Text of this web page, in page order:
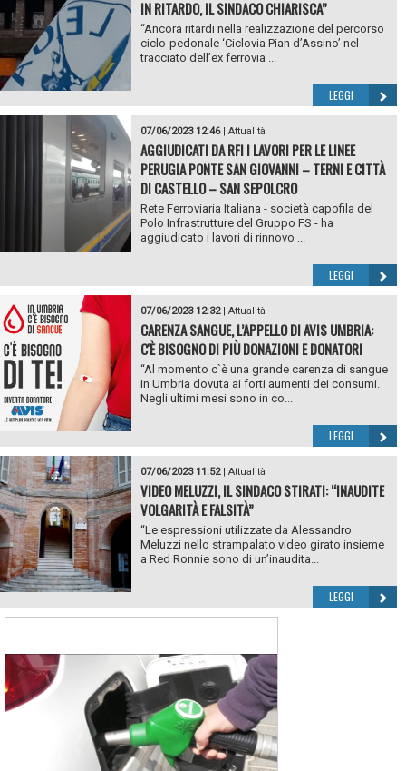
IN RITARDO, IL SINDACO CHIARISCA”
“Ancora ritardi nella realizzazione del percorso
ciclo-pedonale ‘Ciclovia Pian d’Assino’ nel
tracciato dell’ex ferrovia ...
LEGGI
07/06/2023 12:46| Attualità
AGGIUDICATI DA RFI I LAVORI PER LE LINEE
PERUGIA PONTE SAN GIOVANNI – TERNI E CITTÀ
DI CASTELLO – SAN SEPOLCRO
Rete Ferroviaria Italiana - società capofila del
Polo Infrastrutture del Gruppo FS - ha
aggiudicato i lavori di rinnovo ...
LEGGI
07/06/2023 12:32| Attualità
CARENZA SANGUE, L’APPELLO DI AVIS UMBRIA:
C'È BISOGNO DI PIÙ DONAZIONI E DONATORI
“Al momento c`è una grande carenza di sangue
in Umbria dovuta ai forti aumenti dei consumi.
Negli ultimi mesi sono in co...
LEGGI
07/06/2023 11:52| Attualità
VIDEO MELUZZI, IL SINDACO STIRATI: “INAUDITE
VOLGARITÀ E FALSITÀ”
“Le espressioni utilizzate da Alessandro
Meluzzi nello strampalato video girato insieme
a Red Ronnie sono di un’inaudita...
LEGGI